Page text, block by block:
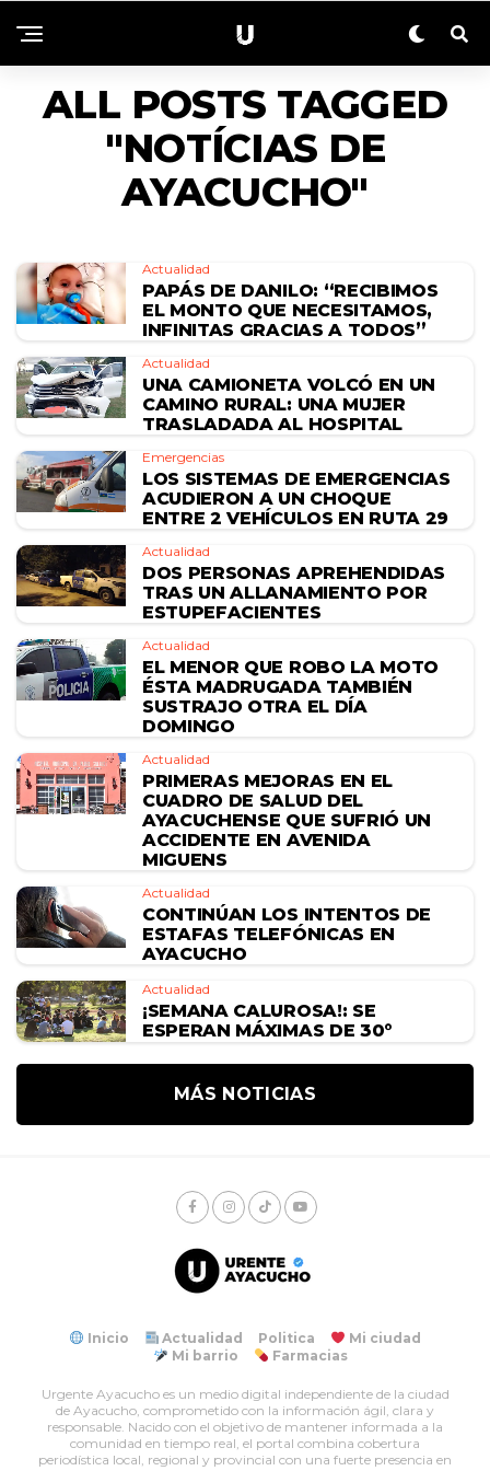
ALL POSTS TAGGED
"NOTÍCIAS DE
AYACUCHO"
Actualidad
PAPÁS DE DANILO: “RECIBIMOS
EL MONTO QUE NECESITAMOS,
INFINITAS GRACIAS A TODOS”
Actualidad
UNA CAMIONETA VOLCÓ EN UN
CAMINO RURAL: UNA MUJER
TRASLADADA AL HOSPITAL
Emergencias
LOS SISTEMAS DE EMERGENCIAS
ACUDIERON A UN CHOQUE
ENTRE 2 VEHÍCULOS EN RUTA 29
Actualidad
DOS PERSONAS APREHENDIDAS
TRAS UN ALLANAMIENTO POR
ESTUPEFACIENTES
Actualidad
EL MENOR QUE ROBO LA MOTO
ÉSTA MADRUGADA TAMBIÉN
SUSTRAJO OTRA EL DÍA
DOMINGO
Actualidad
PRIMERAS MEJORAS EN EL
CUADRO DE SALUD DEL
AYACUCHENSE QUE SUFRIÓ UN
ACCIDENTE EN AVENIDA
MIGUENS
Actualidad
CONTINÚAN LOS INTENTOS DE
ESTAFAS TELEFÓNICAS EN
AYACUCHO
Actualidad
¡SEMANA CALUROSA!: SE
ESPERAN MÁXIMAS DE 30°
MÁS NOTICIAS
Inicio Actualidad Politica
Mi ciudad
Mi barrio
Farmacias
Urgente Ayacucho es un medio digital independiente de la ciudad
de Ayacucho, comprometido con la información ágil, clara y
responsable. Nacido con el objetivo de mantener informada a la
comunidad en tiempo real, el portal combina cobertura
periodística local, regional y provincial con una fuerte presencia en